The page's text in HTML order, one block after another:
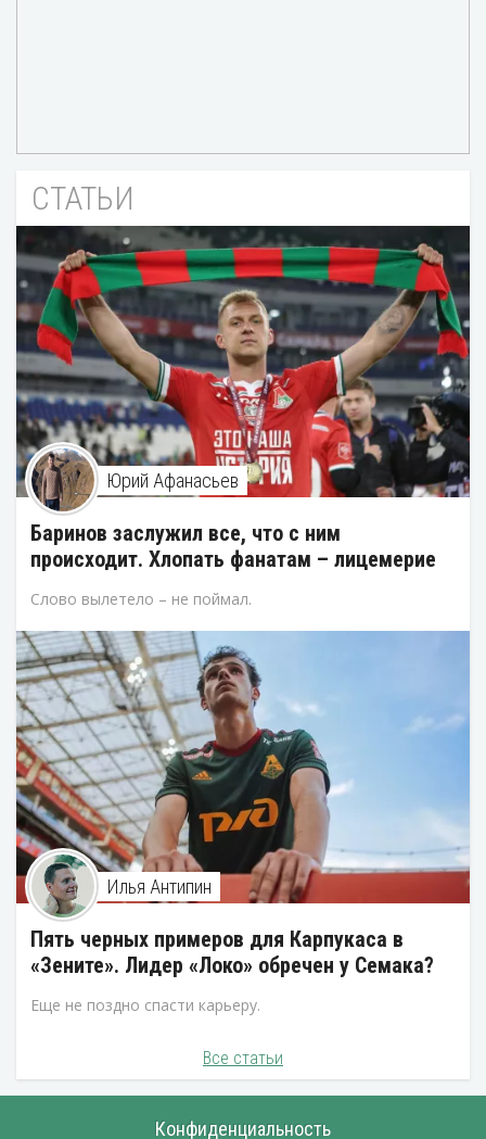
СТАТЬИ
Юрий Афанасьев
Баринов заслужил все, что с ним
происходит. Хлопать фанатам – лицемерие
Слово вылетело – не поймал.
Илья Антипин
Пять черных примеров для Карпукаса в
«Зените». Лидер «Локо» обречен у Семака?
Еще не поздно спасти карьеру.
Все статьи
Конфиденциальность